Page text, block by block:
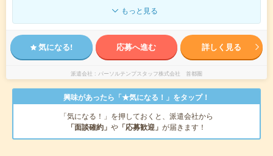
もっと見る
気になる! 応募へ進む 詳しく見る
派遣会社 パーソルテンプスタッフ株式会社 首都圏
興味があったら「★気になる！」をタップ！
「気になる！」を押しておくと、派遣会社から
「面談確約」 や 「応募歓迎」 が届きます！